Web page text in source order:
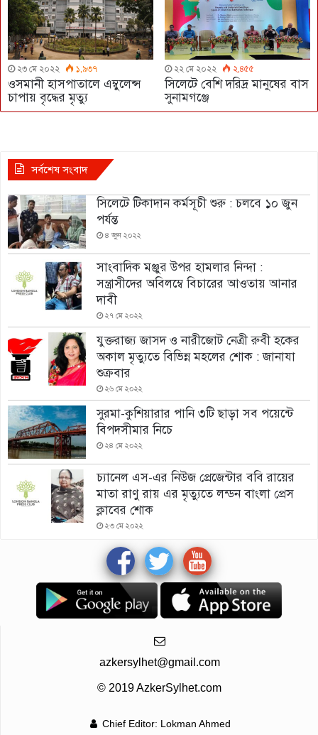
২৩ মে ২০২২ ১,৯৩৭
ওসমানী হাসপাতালে এম্বুলেন্স
চাপায় বৃদ্ধের মৃত্যু
২২ মে ২০২২ ২,৪৫৫
সিলেটে বেশি দরিদ্র মানুষের বাস
সুনামগঞ্জে
সর্বশেষ সংবাদ
সিলেটে টিকাদান কর্মসূচী শুরু : চলবে ১০ জুন
পর্যন্ত
৪ জুন ২০২২
সাংবাদিক মঞ্জুর উপর হামলার নিন্দা :
সন্ত্রাসীদের অবিলম্বে বিচারের আওতায় আনার
দাবী
২৭ মে ২০২২
যুক্তরাজ্য জাসদ ও নারীজোট নেত্রী রুবী হকের
অকাল মৃত্যুতে বিভিন্ন মহলের শোক : জানাযা
শুক্রবার
২৬ মে ২০২২
সুরমা-কুশিয়ারার পানি ৩টি ছাড়া সব পয়েন্টে
বিপদসীমার নিচে
২৪ মে ২০২২
চ্যানেল এস-এর নিউজ প্রেজেন্টার ববি রায়ের
মাতা রাণু রায় এর মৃত্যুতে লন্ডন বাংলা প্রেস
ক্লাবের শোক
২৩ মে ২০২২
azkersylhet@gmail.com
© 2019 AzkerSylhet.com
Chief Editor: Lokman Ahmed